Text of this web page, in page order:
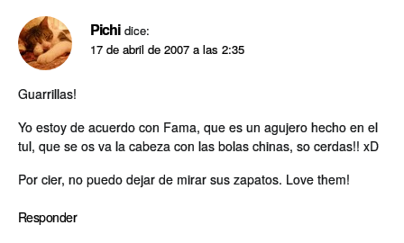
Pichi dice:
17 de abril de 2007 a las 2:35
Guarrillas!
Yo estoy de acuerdo con Fama, que es un agujero hecho en el
tul, que se os va la cabeza con las bolas chinas, so cerdas!! xD
Por cier, no puedo dejar de mirar sus zapatos. Love them!
Responder